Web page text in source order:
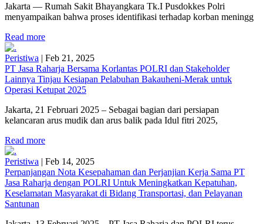
Jakarta — Rumah Sakit Bhayangkara Tk.I Pusdokkes Polri
menyampaikan bahwa proses identifikasi terhadap korban meningg
Read more
Peristiwa | Feb 21, 2025
PT Jasa Raharja Bersama Korlantas POLRI dan Stakeholder
Lainnya Tinjau Kesiapan Pelabuhan Bakauheni-Merak untuk
Operasi Ketupat 2025
Jakarta, 21 Februari 2025 – Sebagai bagian dari persiapan
kelancaran arus mudik dan arus balik pada Idul fitri 2025,
Read more
Peristiwa | Feb 14, 2025
Perpanjangan Nota Kesepahaman dan Perjanjian Kerja Sama PT
Jasa Raharja dengan POLRI Untuk Meningkatkan Kepatuhan,
Keselamatan Masyarakat di Bidang Transportasi, dan Pelayanan
Santunan